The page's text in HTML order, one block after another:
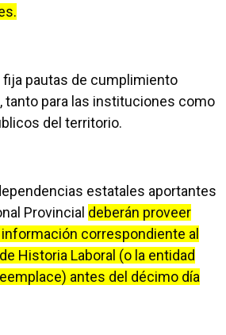
fija pautas de cumplimiento
tanto para las instituciones como
del territorio.
estatales aportantes
Provincial deberán proveer
correspondiente al
Historia Laboral (o la entidad
antes del décimo día